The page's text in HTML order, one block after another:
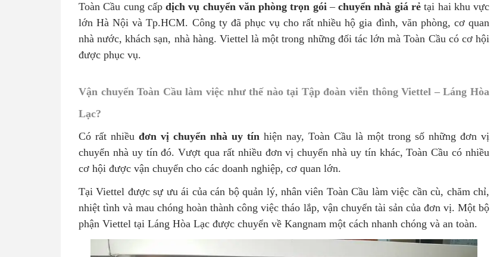
Toàn Cầu cung cấpdịch vụ chuyển văn phòng trọn gói–chuyển nhà giá rẻtại hai khu vực
lớn Hà Nội và Tp.HCM. Công ty đã phục vụ cho rất nhiều hộ gia đình, văn phòng, cơ quan
nhà nước, khách sạn, nhà hàng. Viettel là một trong những đối tác lớn mà Toàn Cầu có cơ hội
được phục vụ.
Vận chuyển Toàn Cầu làm việc như thế nào tại Tập đoàn viễn thông Viettel – Láng Hòa
Lạc?
Có rất nhiều đơn vị chuyển nhà uy tín hiện nay, Toàn Cầu là một trong số những đơn vị
chuyển nhà uy tín đó. Vượt qua rất nhiều đơn vị chuyển nhà uy tín khác, Toàn Cầu có nhiều
cơ hội được vận chuyển cho các doanh nghiệp, cơ quan lớn.
Tại Viettel được sự ưu ái của cán bộ quản lý, nhân viên Toàn Cầu làm việc cần cù, chăm chỉ,
nhiệt tình và mau chóng hoàn thành công việc tháo lắp, vận chuyển tài sản của đơn vị. Một bộ
phận Viettel tại Láng Hòa Lạc được chuyển về Kangnam một cách nhanh chóng và an toàn.